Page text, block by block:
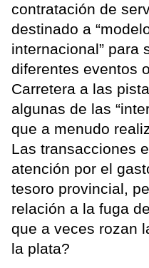
contratación de
destinado a
internacional” para
diferentes eventos
Carretera a las
algunas de las
que a menudo
Las transacciones
atención por el
tesoro provincial,
relación a la fuga
que a veces rozan
la plata?